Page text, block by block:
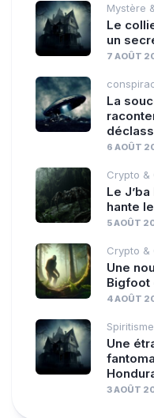
Mystère
Le
un
7 AOÛT
La
6 AOÛT
Crypto &
Le
hante
5 AOÛT
Crypto &
Une
Bigfoot
4 AOÛT
Spiritisme
Une
3 AOÛT